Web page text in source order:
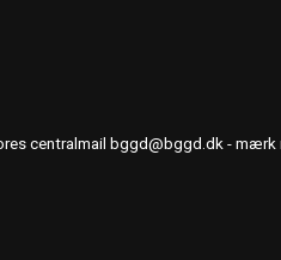
centralmail bggd@bggd.dk - mærk